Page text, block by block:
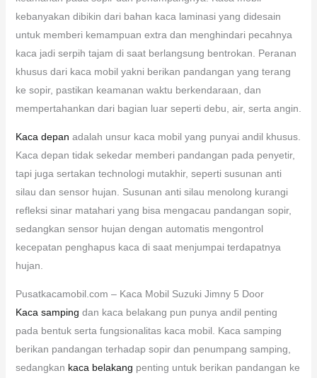
kebanyakan dibikin dari bahan kaca laminasi yang didesain
untuk memberi kemampuan extra dan menghindari pecahnya
kaca jadi serpih tajam di saat berlangsung bentrokan. Peranan
khusus dari kaca mobil yakni berikan pandangan yang terang
ke sopir, pastikan keamanan waktu berkendaraan, dan
mempertahankan dari bagian luar seperti debu, air, serta angin.
Kaca depan adalah unsur kaca mobil yang punyai andil khusus.
Kaca depan tidak sekedar memberi pandangan pada penyetir,
tapi juga sertakan technologi mutakhir, seperti susunan anti
silau dan sensor hujan. Susunan anti silau menolong kurangi
refleksi sinar matahari yang bisa mengacau pandangan sopir,
sedangkan sensor hujan dengan automatis mengontrol
kecepatan penghapus kaca di saat menjumpai terdapatnya
hujan.
Pusatkacamobil.com – Kaca Mobil Suzuki Jimny 5 Door
Kaca samping dan kaca belakang pun punya andil penting
pada bentuk serta fungsionalitas kaca mobil. Kaca samping
berikan pandangan terhadap sopir dan penumpang samping,
sedangkan kaca belakang penting untuk berikan pandangan ke